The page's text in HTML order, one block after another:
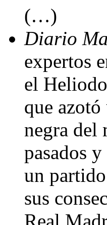
(…)
Diario
expertos
el
que
negra del
pasados
un
sus
Real